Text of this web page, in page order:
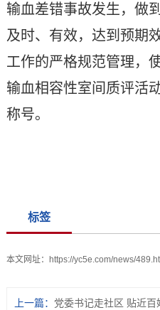
输血差错事故发生，做
及时、有效，达到预期
工作的严格规范管理，
输血相容性室间质评活
称号。
标签
本文网址： https://yc5e.com/news/
上一篇： 党委书记走社区 贴近百